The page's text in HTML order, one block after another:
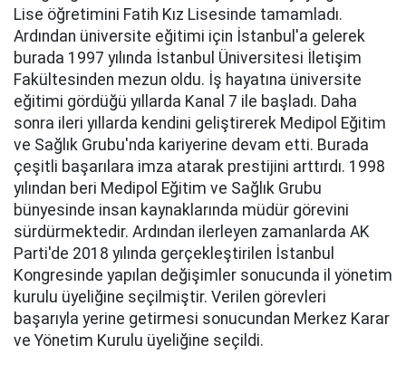
Lise öğretimini Fatih Kız Lisesinde tamamladı.
Ardından üniversite eğitimi için İstanbul'a gelerek
burada 1997 yılında İstanbul Üniversitesi İletişim
Fakültesinden mezun oldu. İş hayatına üniversite
eğitimi gördüğü yıllarda Kanal 7 ile başladı. Daha
sonra ileri yıllarda kendini geliştirerek Medipol Eğitim
ve Sağlık Grubu'nda kariyerine devam etti. Burada
çeşitli başarılara imza atarak prestijini arttırdı. 1998
yılından beri Medipol Eğitim ve Sağlık Grubu
bünyesinde insan kaynaklarında müdür görevini
sürdürmektedir. Ardından ilerleyen zamanlarda AK
Parti'de 2018 yılında gerçekleştirilen İstanbul
Kongresinde yapılan değişimler sonucunda il yönetim
kurulu üyeliğine seçilmiştir. Verilen görevleri
başarıyla yerine getirmesi sonucundan Merkez Karar
ve Yönetim Kurulu üyeliğine seçildi.